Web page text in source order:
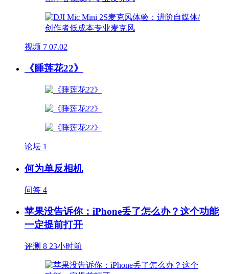
视频 7 07.02
《睡莲花22》
论坛 1
何为单反相机
问答 4
苹果没告诉你：iPhone丢了怎么办？这个功能
一定提前打开
评测 8 23小时前